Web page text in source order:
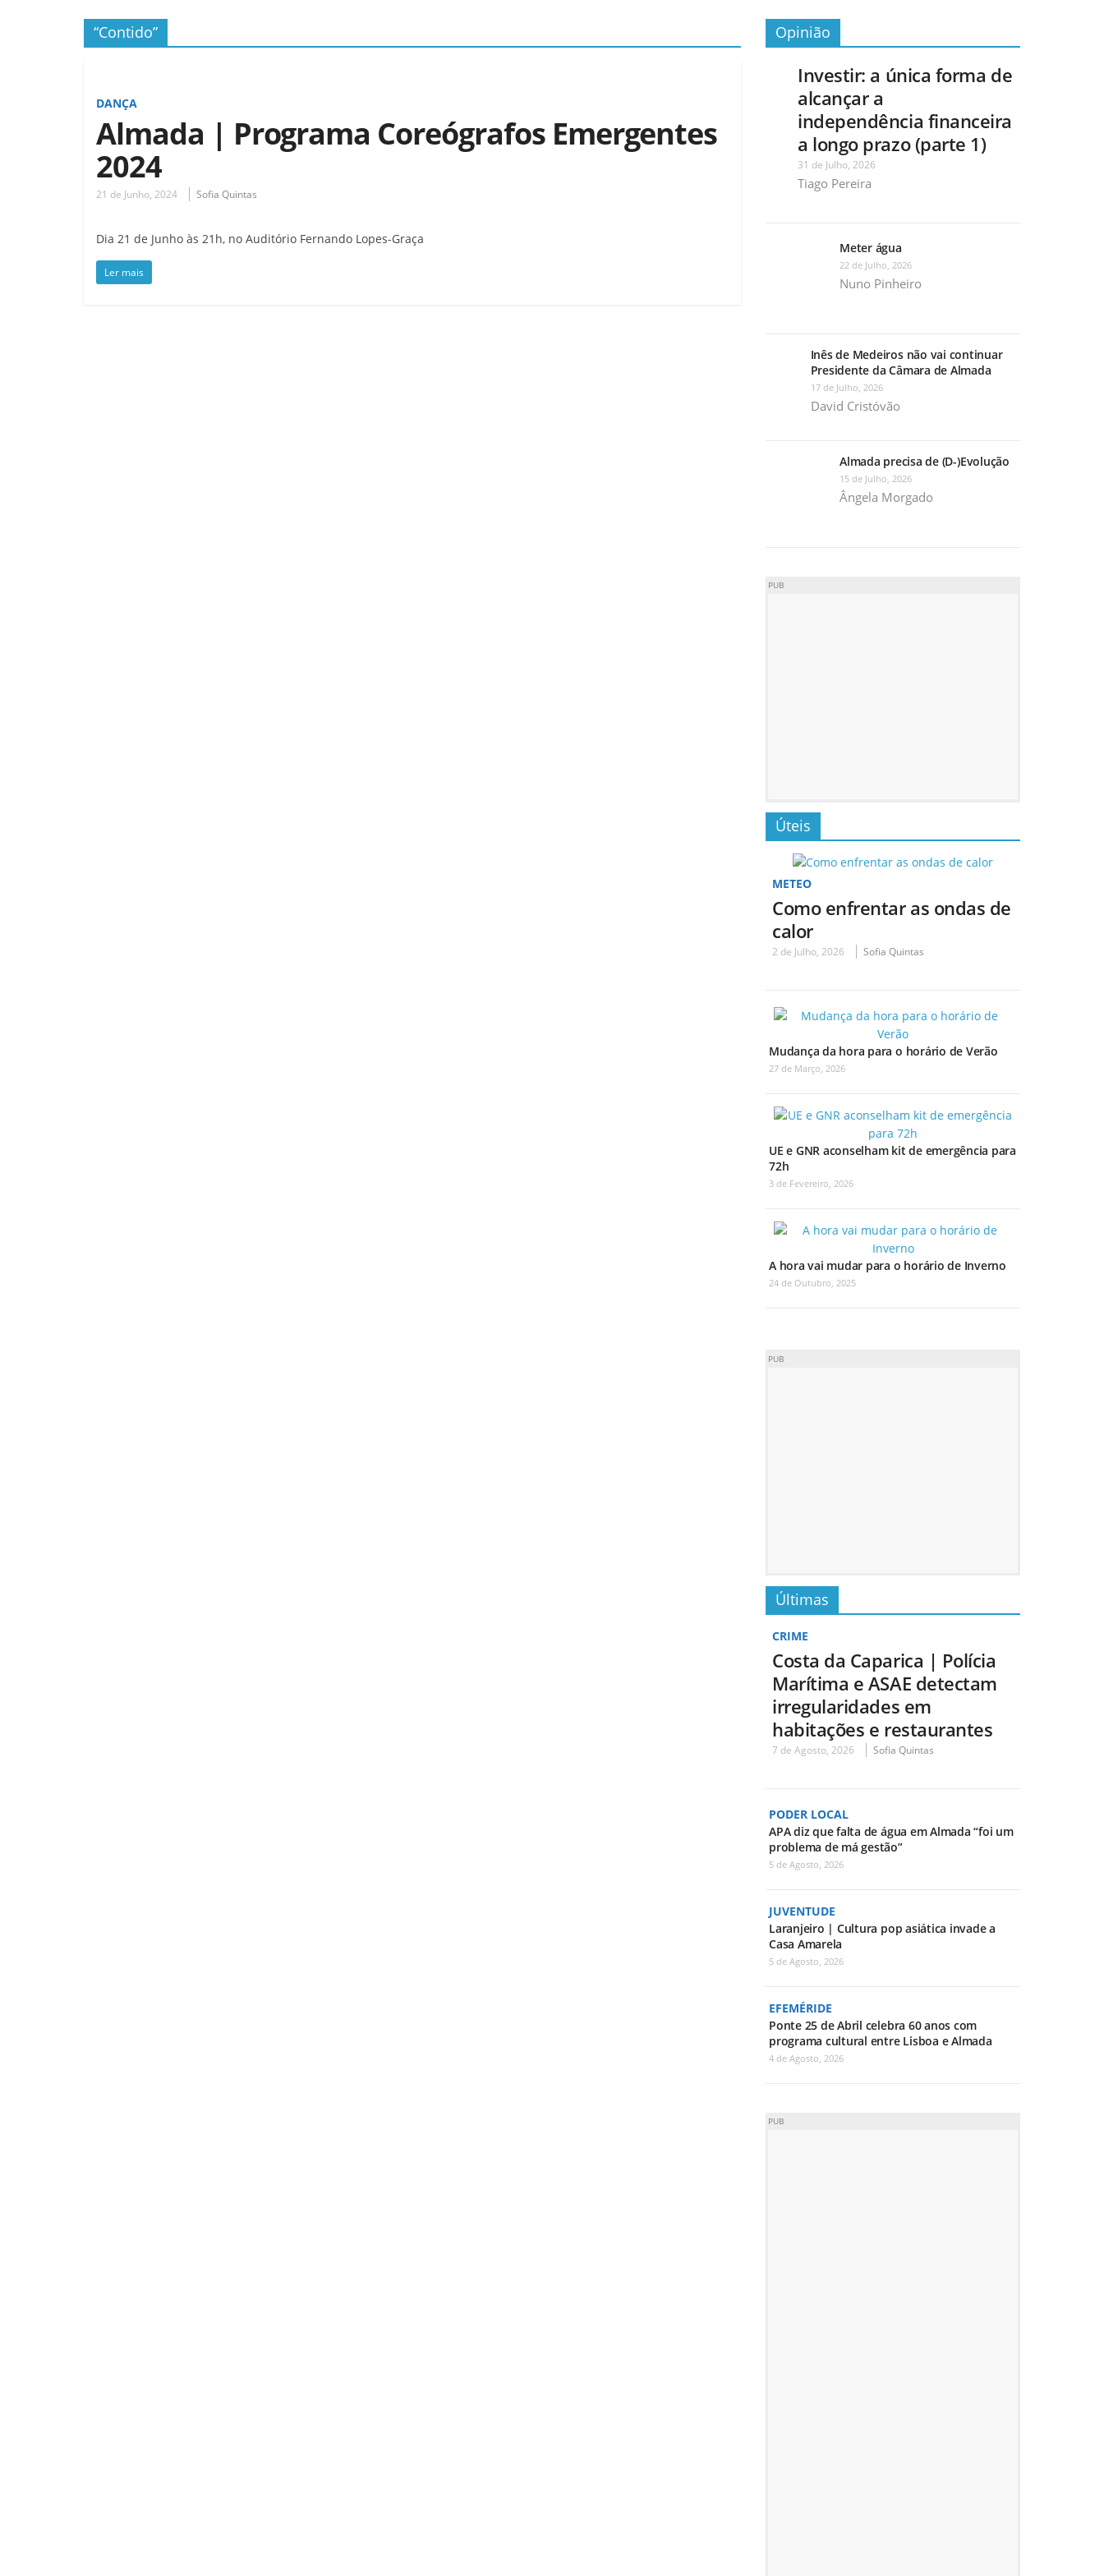
“Contido”
DANÇA
Almada | Programa Coreógrafos Emergentes
2024
21 de Junho, 2024 Sofia Quintas
Dia 21 de Junho às 21h, no Auditório Fernando Lopes-Graça
Ler mais
Opinião
Investir: a única forma de
alcançar a
independência financeira
a longo prazo (parte 1)
31 de Julho, 2026
Tiago Pereira
Meter água
22 de Julho, 2026
Nuno Pinheiro
Inês de Medeiros não vai continuar
Presidente da Câmara de Almada
17 de Julho, 2026
David Cristóvão
Almada precisa de (D-)Evolução
15 de Julho, 2026
Ângela Morgado
PUB
Úteis
METEO
Como enfrentar as ondas de
calor
2 de Julho, 2026 Sofia Quintas
Mudança da hora para o horário de Verão
27 de Março, 2026
UE e GNR aconselham kit de emergência para
72h
3 de Fevereiro, 2026
A hora vai mudar para o horário de Inverno
24 de Outubro, 2025
PUB
Últimas
CRIME
Costa da Caparica | Polícia
Marítima e ASAE detectam
irregularidades em
habitações e restaurantes
7 de Agosto, 2026 Sofia Quintas
PODER LOCAL
APA diz que falta de água em Almada “foi um
problema de má gestão”
5 de Agosto, 2026
JUVENTUDE
Laranjeiro | Cultura pop asiática invade a
Casa Amarela
5 de Agosto, 2026
EFEMÉRIDE
Ponte 25 de Abril celebra 60 anos com
programa cultural entre Lisboa e Almada
4 de Agosto, 2026
PUB